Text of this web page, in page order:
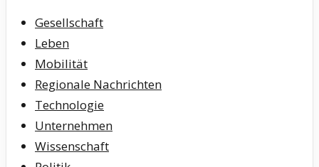
Gesellschaft
Leben
Mobilität
Regionale Nachrichten
Technologie
Unternehmen
Wissenschaft